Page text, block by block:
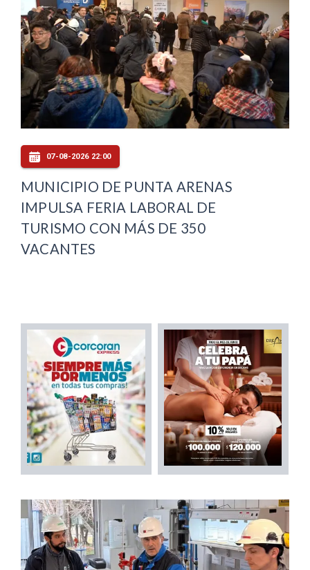
07-08-2026 22:00
MUNICIPIO DE PUNTA ARENAS
IMPULSA FERIA LABORAL DE
TURISMO CON MÁS DE 350
VACANTES